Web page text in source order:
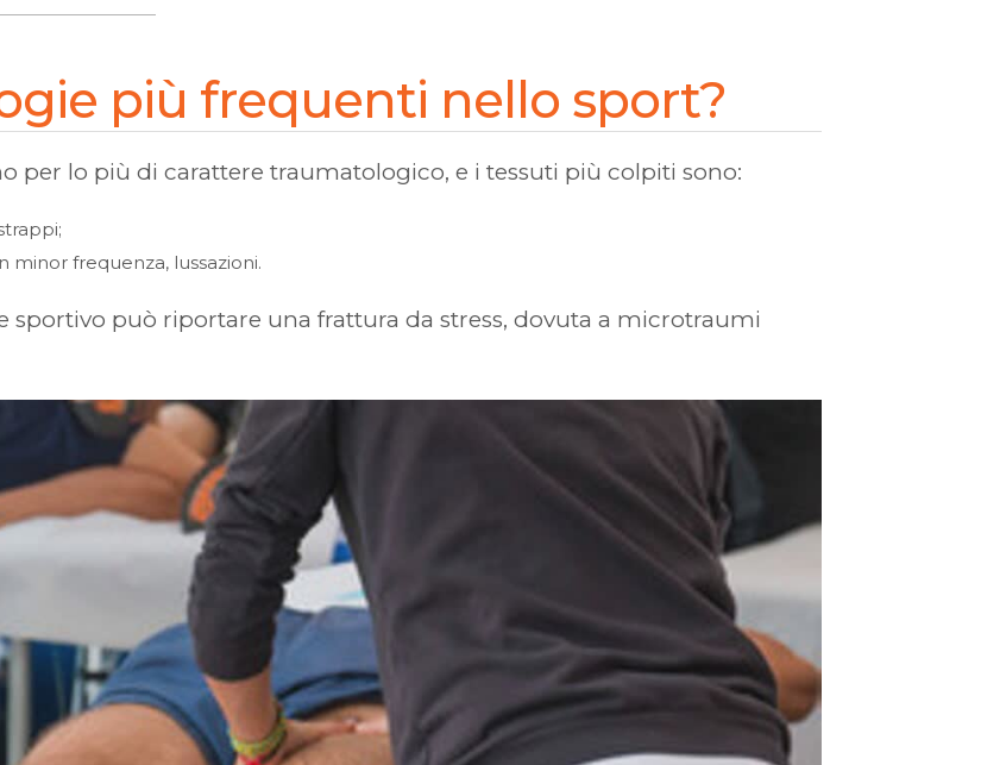
più frequenti nello sport?
per lo più di carattere traumatologico, e i tessuti più colpiti sono:
minor frequenza, lussazioni.
può riportare una frattura da stress, dovuta a microtraumi